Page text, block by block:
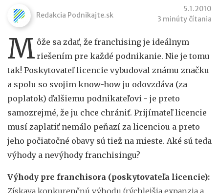
Redakcia Podnikajte.sk
5.1.2010
3 minúty čítania
M ôže sa zdať, že franchising je ideálnym
riešením pre každé podnikanie. Nie je tomu
tak! Poskytovateľ licencie vybudoval známu značku
a spolu so svojim know-how ju odovzdáva (za
poplatok) ďalšiemu podnikateľovi - je preto
samozrejmé, že ju chce chrániť. Prijímateľ licencie
musí zaplatiť nemálo peňazí za licenciou a preto
jeho počiatočné obavy sú tiež na mieste. Aké sú teda
výhody a nevýhody franchisingu?
Výhody pre franchisora (poskytovateľa licencie):
Získava konkurenčnú výhodu (rýchlejšia expanzia a